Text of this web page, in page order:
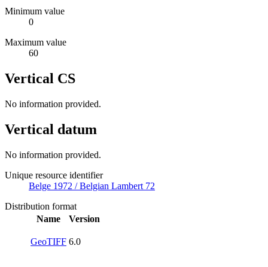
Minimum value
0
Maximum value
60
Vertical CS
No information provided.
Vertical datum
No information provided.
Unique resource identifier
Belge 1972 / Belgian Lambert 72
Distribution format
Name
Version
GeoTIFF 6.0